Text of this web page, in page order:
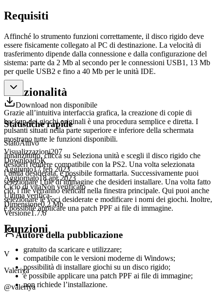
Requisiti
Affinché lo strumento funzioni correttamente, il disco rigido deve
essere fisicamente collegato al PC di destinazione. La velocità di
trasferimento dipende dalla connessione e dalla configurazione del
sistema: parte da 2 Mb al secondo per le connessioni USB1, 13 Mb
per quelle USB2 e fino a 40 Mb per le unità IDE.
Funzionalità
Grazie all’intuitiva interfaccia grafica, la creazione di copie di
backup dei giochi originali è una procedura semplice e diretta. I
pulsanti situati nella parte superiore e inferiore della schermata
mostrano tutte le funzioni disponibili.
Innanzitutto, clicca su Seleziona unità e scegli il disco rigido che
desideri rendere compatibile con la PS2. Una volta selezionata
l’unità desiderata, è possibile formattarla. Successivamente puoi
selezionare i file di immagine che desideri installare. Una volta fatto
ciò, i file verranno elencati nella finestra principale. Qui puoi anche
selezionare le voci desiderate e modificare i nomi dei giochi. Inoltre,
è possibile applicare una patch PPF ai file di immagine.
Funzioni
gratuito da scaricare e utilizzare;
compatibile con le versioni moderne di Windows;
possibilità di installare giochi su un disco rigido;
è possibile applicare una patch PPF ai file di immagine;
non richiede l’installazione.
Download non disponibile
Statistiche rapide
StatoAttivo
Visualizzazioni207
Download5K
Aggiunto17 feb 2023
Aggiornato18 apr 2023
Ciclo di vitaNon verificato
Ultima verifica-
Dimensione0,2 Mb
Versione1.7.6
Autore della pubblicazione
V
Valeriya
@valeriya